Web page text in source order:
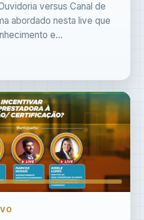
versus Canal de
abordado nesta live que
e...